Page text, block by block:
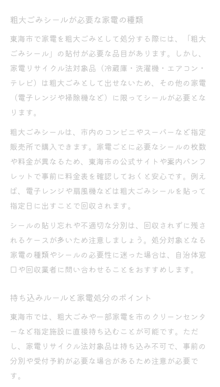
粗大ごみシールが必要な家電の種類
東海市で家電を粗大ごみとして処分する際には、「粗大
ごみシール」の貼付が必要な品目があります。しかし、
家電リサイクル法対象品（冷蔵庫・洗濯機・エアコン・
テレビ）は粗大ごみとして出せないため、その他の家電
（電子レンジや掃除機など）に限ってシールが必要とな
ります。
粗大ごみシールは、市内のコンビニやスーパーなど指定
販売所で購入できます。家電ごとに必要なシールの枚数
や料金が異なるため、東海市の公式サイトや案内パンフ
レットで事前に料金表を確認しておくと安心です。例え
ば、電子レンジや扇風機などは粗大ごみシールを貼って
指定日に出すことで回収されます。
シールの貼り忘れや不適切な分別は、回収されずに残さ
れるケースが多いため注意しましょう。処分対象となる
家電の種類やシールの必要性に迷った場合は、自治体窓
口や回収業者に問い合わせることをおすすめします。
持ち込みルールと家電処分のポイント
東海市では、粗大ごみや一部家電を市のクリーンセンタ
ーなど指定施設に直接持ち込むことが可能です。ただ
し、家電リサイクル法対象品は持ち込み不可で、事前の
分別や受付予約が必要な場合があるため注意が必要で
す。